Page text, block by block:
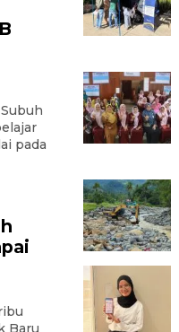
pada